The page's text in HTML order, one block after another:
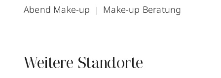
Abend Make-up
Make-up Beratung
Weitere Standorte